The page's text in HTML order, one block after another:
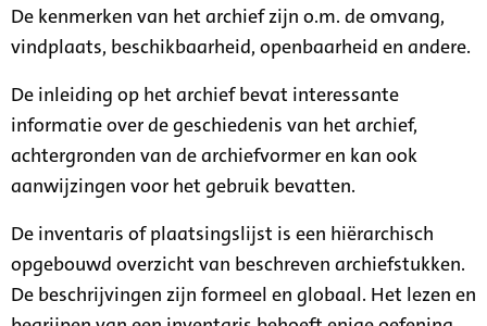
De kenmerken van het archief zijn o.m. de omvang,
vindplaats, beschikbaarheid, openbaarheid en andere.
De inleiding op het archief bevat interessante
informatie over de geschiedenis van het archief,
achtergronden van de archiefvormer en kan ook
aanwijzingen voor het gebruik bevatten.
De inventaris of plaatsingslijst is een hiërarchisch
opgebouwd overzicht van beschreven archiefstukken.
De beschrijvingen zijn formeel en globaal. Het lezen en